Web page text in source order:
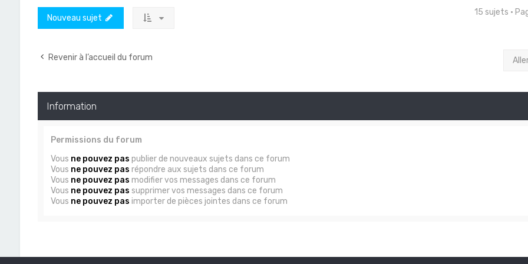
Nouveau sujet
15 sujets •
Revenir à l’accueil du forum
Information
Permissions du forum
Vous ne pouvez pas publier de nouveaux sujets dans ce forum
Vous ne pouvez pas répondre aux sujets dans ce forum
Vous ne pouvez pas modifier vos messages dans ce forum
Vous ne pouvez pas supprimer vos messages dans ce forum
Vous ne pouvez pas importer de pièces jointes dans ce forum